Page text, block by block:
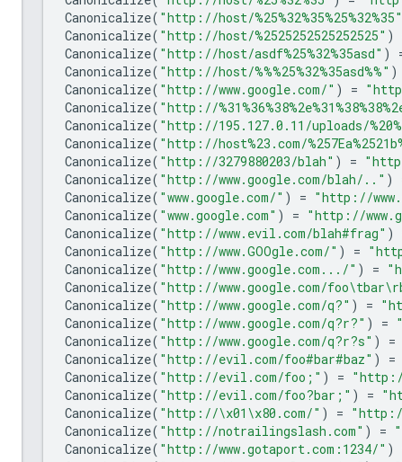
Canonicalize( "http://host/%25%32%35%25%32%35"
Canonicalize( "http://host/%2525252525252525" )
Canonicalize( "http://host/asdf%25%32%35asd" )
Canonicalize( "http://host/%%%25%32%35asd%%" )
Canonicalize( "http://www.google.com/" ) =
Canonicalize( "http://%31%36%38%2e%31%38%38%
Canonicalize( "http://195.127.0.11/uploads/%20%
Canonicalize( "http://host%23.com/%257Ea%2521b
Canonicalize( "http://3279880203/blah" ) =
Canonicalize( "http://www.google.com/blah/.." )
Canonicalize( "www.google.com/" ) = "http://
Canonicalize( "www.google.com" ) = "http://
Canonicalize( "http://www.evil.com/blah#frag" )
Canonicalize( "http://www.GOOgle.com/" ) =
Canonicalize( "http://www.google.com.../" ) =
Canonicalize( "http://www.google.com/foo\tbar\r
Canonicalize( "http://www.google.com/q?" ) =
Canonicalize( "http://www.google.com/q?r?" ) =
Canonicalize( "http://www.google.com/q?r?s" ) =
Canonicalize( "http://evil.com/foo#bar#baz" ) =
Canonicalize( "http://evil.com/foo;" ) =
Canonicalize( "http://evil.com/foo?bar;" ) =
Canonicalize( "http://\x01\x80 .com/" ) =
Canonicalize( "http://notrailingslash.com" ) =
Canonicalize( "http://www.gotaport.com:1234/" )